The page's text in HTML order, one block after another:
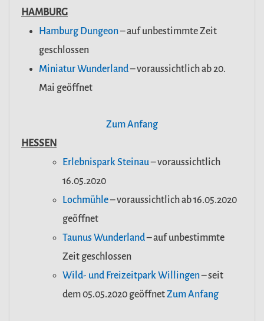
HAMBURG
Hamburg Dungeon– auf unbestimmte Zeit
geschlossen
Miniatur Wunderland– voraussichtlich ab 20.
Mai geöffnet
Zum Anfang
HESSEN
Erlebnispark Steinau– voraussichtlich
16.05.2020
Lochmühle– voraussichtlich ab 16.05.2020
geöffnet
Taunus Wunderland– auf unbestimmte
Zeit geschlossen
Wild- und Freizeitpark Willingen– seit
dem 05.05.2020 geöffnetZum Anfang